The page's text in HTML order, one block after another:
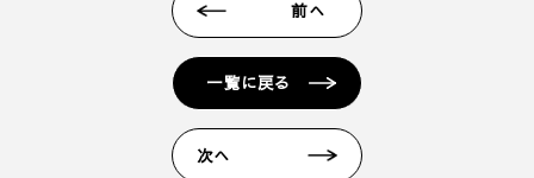
定方法等は各キャリアへお問い合わせください。
■ 来場予約からプレゼントまでの流れ
1. 当フォームからご予約いただきます。
2. 当日ご来場いただきます。
3. 弊社のアンケートにご記入いただきます。その際
前へ
一覧に戻る
次へ